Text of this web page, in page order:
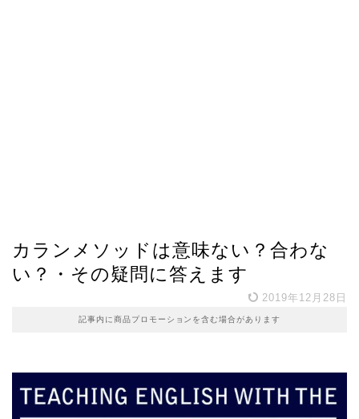
カランメソッドは意味ない？合わな
い？・その疑問に答えます
2019年12月28日
記事内に商品プロモーションを含む場合があります